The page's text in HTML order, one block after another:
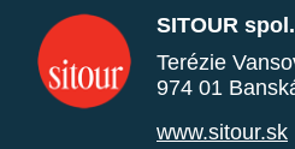
SITOUR
Terézie
974 01
www.sitour.sk